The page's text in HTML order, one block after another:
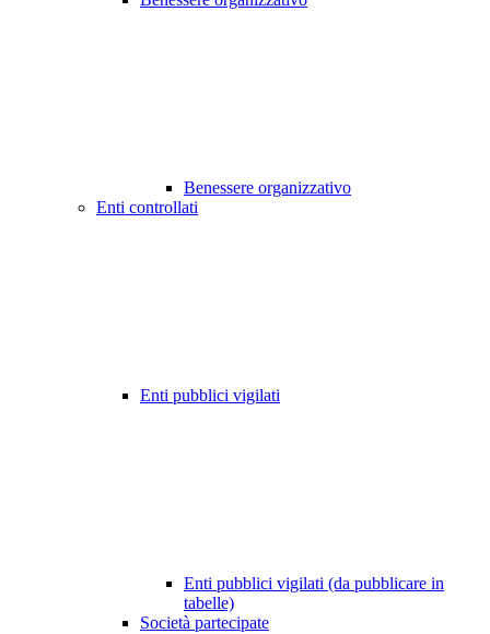
Benessere organizzativo
Enti controllati
Enti pubblici vigilati
Enti pubblici vigilati (da pubblicare in
tabelle)
Società partecipate